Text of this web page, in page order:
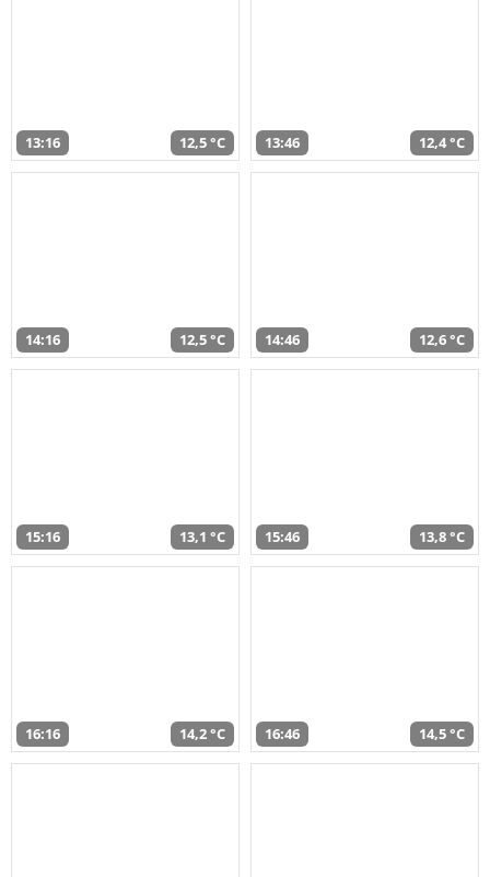
13:16 12,5 °C 13:46 12,4 °C
14:16 12,5 °C 14:46 12,6 °C
15:16 13,1 °C 15:46 13,8 °C
16:16 14,2 °C 16:46 14,5 °C